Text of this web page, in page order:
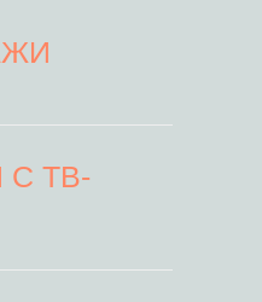
С ТВ-